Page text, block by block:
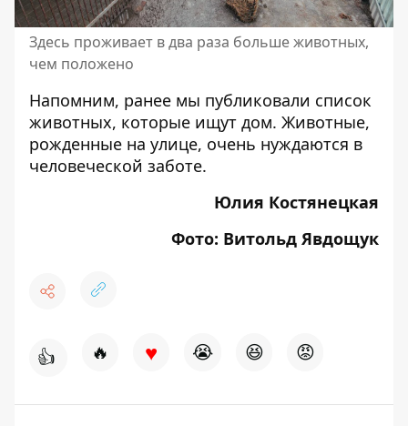
Здесь проживает в два раза больше животных,
чем положено
Напомним, ранее мы публиковали список
животных, которые ищут дом. Животные,
рожденные на улице, очень нуждаются в
человеческой заботе.
Юлия Костянецкая
Фото: Витольд Явдощук
👍 🔥 ♥ 😭 😆 😡